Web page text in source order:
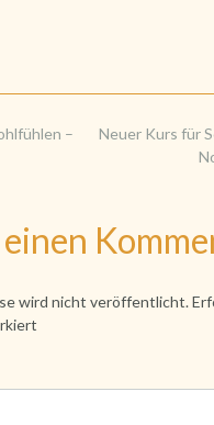
Neuer Kurs für
–
wird nicht veröffentlicht.